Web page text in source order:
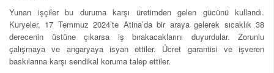
Yunan işçiler bu duruma karşı üretimden gelen gücünü kullandı.
Kuryeler, 17 Temmuz 2024’te Atina’da bir araya gelerek sıcaklık 38
derecenin üstüne çıkarsa iş bırakacaklarını duyurdular. Zorunlu
çalışmaya ve angaryaya isyan ettiler. Ücret garantisi ve işveren
baskılarına karşı sendikal koruma talep ettiler.